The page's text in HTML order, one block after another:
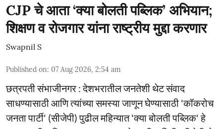
CJP चे आता ‘क्या बोलती पब्लिक’ अभियान;
शिक्षण व रोजगार यांना राष्ट्रीय मुद्दा करणार
Swapnil S
Published on: 07 Aug 2026, 2:54 am
छत्रपती संभाजीनगर : देशभरातील जनतेशी थेट संवाद
साधण्यासाठी आणि त्यांच्या समस्या जाणून घेण्यासाठी 'कॉकरोच
जनता पार्टी' (सीजेपी) पुढील महिन्यात 'क्या बोलती पब्लिक' हे